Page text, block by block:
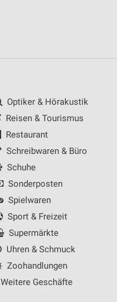
Optiker & Hörakustik
Reisen & Tourismus
Restaurant
Schreibwaren & Büro
Schuhe
Sonderposten
Spielwaren
Sport & Freizeit
Supermärkte
Uhren & Schmuck
Zoohandlungen
Weitere Geschäfte